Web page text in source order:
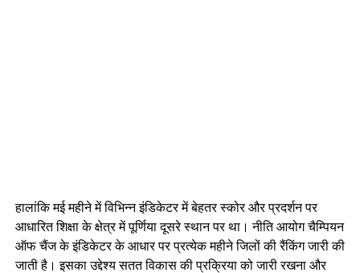
हालांकि मई महीने में विभिन्न इंडिकेटर में बेहतर स्कोर और प्रदर्शन पर
आधारित शिक्षा के क्षेत्र में पूर्णिया दूसरे स्थान पर था। नीति आयोग चैम्पियन
ऑफ चैंज के इंडिकेटर के आधार पर प्रत्येक महीने जिलों की रैंकिंग जारी की
जाती है। इसका उद्देश्य सतत विकास की प्रक्रिया को जारी रखना और